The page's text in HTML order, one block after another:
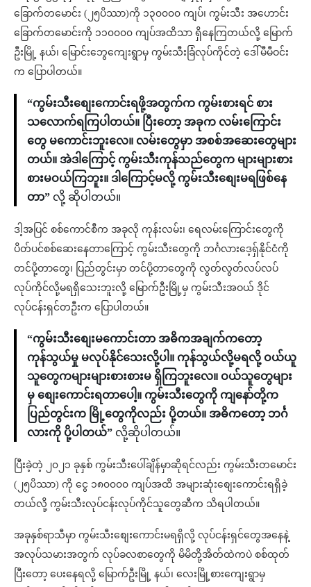
ခြောက်တမောင်း (၂၅ပိဿာ)ကို ၁၃၀၀၀၀ ကျပ်၊ ကွမ်းသီး အဟောင်း
ခြောက်တမောင်းကို ၁၁၀၀၀၀ ကျပ်အထိသာ ရှိနေကြတယ်လို့ မြောက်
ဦးမြို့ နယ်၊ မြောင်းဘွေကျေးရွာမှ ကွမ်းသီးခြံလုပ်ကိုင်တဲ့ ဒေါ်မီမီဝင်း
က ပြောပါတယ်။
“ကွမ်းသီးစျေးကောင်းရဖို့အတွက်က ကွမ်းစားရင် စား
သလောက်ရကြပါတယ်။ ပြီးတော့ အခုက လမ်းကြောင်း
တွေ မကောင်းဘူးလေ။ လမ်းတွေမှာ အစစ်အဆေးတွေများ
တယ်။ အဲဒါကြောင့် ကွမ်းသီးကုန်သည်တွေက များများစား
စားမဝယ်ကြဘူး။ ဒါကြောင့်မလို့ ကွမ်းသီးစျေးမရဖြစ်နေ
တာ” လို့ ဆိုပါတယ်။
ဒါ့အပြင် စစ်ကောင်စီက အခုလို ကုန်းလမ်း၊ ရေလမ်းကြောင်းတွေကို
ပိတ်ပင်စစ်ဆေးနေတာကြောင့် ကွမ်းသီးတွေကို ဘင်္ဂလားဒေ့ရှ်နိုင်ငံကို
တင်ပို့တာတွေ၊ ပြည်တွင်းမှာ တင်ပို့တာတွေကို လွတ်လွတ်လပ်လပ်
လုပ်ကိုင်လို့မရရှိသေးဘူးလို့ မြောက်ဦးမြို့မှ ကွမ်းသီးအဝယ် ဒိုင်
လုပ်ငန်းရှင်တဦးက ပြောပါတယ်။
“ကွမ်းသီးစျေးမကောင်းတာ အဓိကအချက်ကတော့
ကုန်သွယ်မှု မလုပ်နိုင်သေးလို့ပါ။ ကုန်သွယ်လို့မရလို့ ဝယ်ယူ
သူတွေကများများစားစားမ ရှိကြဘူးလေ။ ဝယ်သူတွေများ
မှ စျေးကောင်းရတာပေါ့။ ကွမ်းသီးတွေကို ကျနော်တို့က
ပြည်တွင်းက မြို့တွေကိုလည်း ပို့တယ်။ အဓိကတော့ ဘင်္ဂ
လားကို ပို့ပါတယ်” လို့ဆိုပါတယ်။
ပြီးခဲ့တဲ့ ၂၀၂၁ ခုနှစ် ကွမ်းသီးပေါ်ချိန်မှာဆိုရင်လည်း ကွမ်းသီးတမောင်း
(၂၅ပိဿာ) ကို ငွေ ၁၈၀၀၀၀ ကျပ်အထိ အများဆုံးစျေးကောင်းရရှိခဲ့
တယ်လို့ ကွမ်းသီးလုပ်ငန်းလုပ်ကိုင်သူတွေဆီက သိရပါတယ်။
အခုနှစ်ရာသီမှာ ကွမ်းသီးစျေးကောင်းမရရှိလို့ လုပ်ငန်းရှင်တွေအနေနဲ့
အလုပ်သမားအတွက် လုပ်ခလစာတွေကို မိမိတို့အိတ်ထဲကပဲ စစ်ထုတ်
ပြီးတော့ ပေးနေရလို့ မြောက်ဦးမြို့ နယ်၊ လေးမြို့စားကျေးရွာမှ